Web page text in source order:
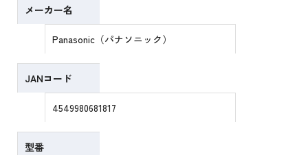
メーカー名
Panasonic（パナソニック）
JANコード
4549980681817
型番